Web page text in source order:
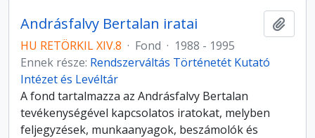
Andrásfalvy Bertalan iratai
HU RETÖRKIL XIV.8 · Fond · 1988 - 1995
Ennek része: Rendszerváltás Történetét Kutató
Intézet és Levéltár
A fond tartalmazza az Andrásfalvy Bertalan
tevékenységével kapcsolatos iratokat, melyben
feljegyzések, munkaanyagok, beszámolók és